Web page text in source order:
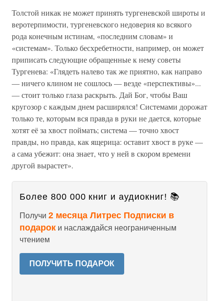
Толстой никак не может принять тургеневской широты и
веротерпимости, тургеневского недоверия ко всякого
рода конечным истинам, «последним словам» и
«системам». Только бесхребетности, например, он может
приписать следующие обращенные к нему советы
Тургенева: «Глядеть налево так же приятно, как направо
— ничего клином не сошлось — везде «перспективы»...
— стоит только глаза раскрыть. Дай Бог, чтобы Ваш
кругозор с каждым днем расширялся! Системами дорожат
только те, которым вся правда в руки не дается, которые
хотят её за хвост поймать; система — точно хвост
правды, но правда, как ящерица: оставит хвост в руке —
а сама убежит: она знает, что у ней в скором времени
другой вырастет».
Более 800 000 книг и аудиокниг! 📚
Получи 2 месяца Литрес Подписки в
подарок и наслаждайся неограниченным
чтением
ПОЛУЧИТЬ ПОДАРОК